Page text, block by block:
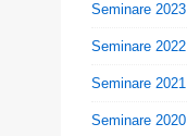
Seminare 2023
Seminare 2022
Seminare 2021
Seminare 2020